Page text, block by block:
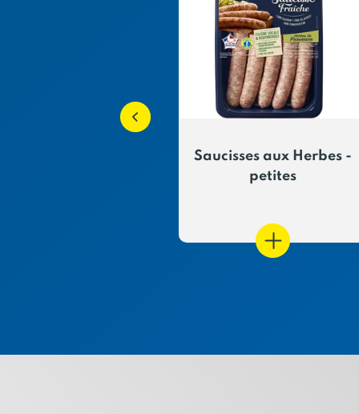
Saucisses aux Herbes -
petites